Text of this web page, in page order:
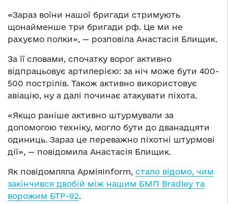
«Зараз воїни нашої бригади стримують
щонайменше три бригади рф. Це ми не
рахуємо полки», — розповіла Анастасія Блищик.
За її словами, спочатку ворог активно
відпрацьовує артилерією: за ніч може бути 400-
500 пострілів. Також активно використовує
авіацію, ну а далі починає атакувати піхота.
«Якщо раніше активно штурмували за
допомогою техніку, могло бути до дванадцяти
одиниць. Зараз це переважно піхотні штурмові
дії», — повідомила Анастасія Блищик.
Як повідомляла АрміяInform, стало відомо, чим
закінчився двобій між нашим БМП Bradley та
ворожим БТР-82.